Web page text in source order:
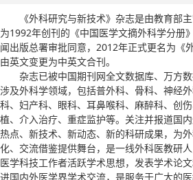
《外科研究与新技术》杂志是由教育部
为1992年创刊的《中国医学文摘外科学分册
闻出版总署审批同意，2012年正式更名为《
由英文变更为中英文合刊。
杂志已被中国期刊网全文数据库、万方
涉及外科学领域，包括普外科、骨科、神经
科、妇产科、眼科、耳鼻喉科、麻醉科、创
植、介入治疗、重症监护等。关注并报道国
热点、新技术、新动态、新的科研成果，为
化、交流借鉴提供舞台，是一线外科医教研
医学科技工作者活跃学术思想，发表学术论
进国内外医学界学术交流，是服务于广大的